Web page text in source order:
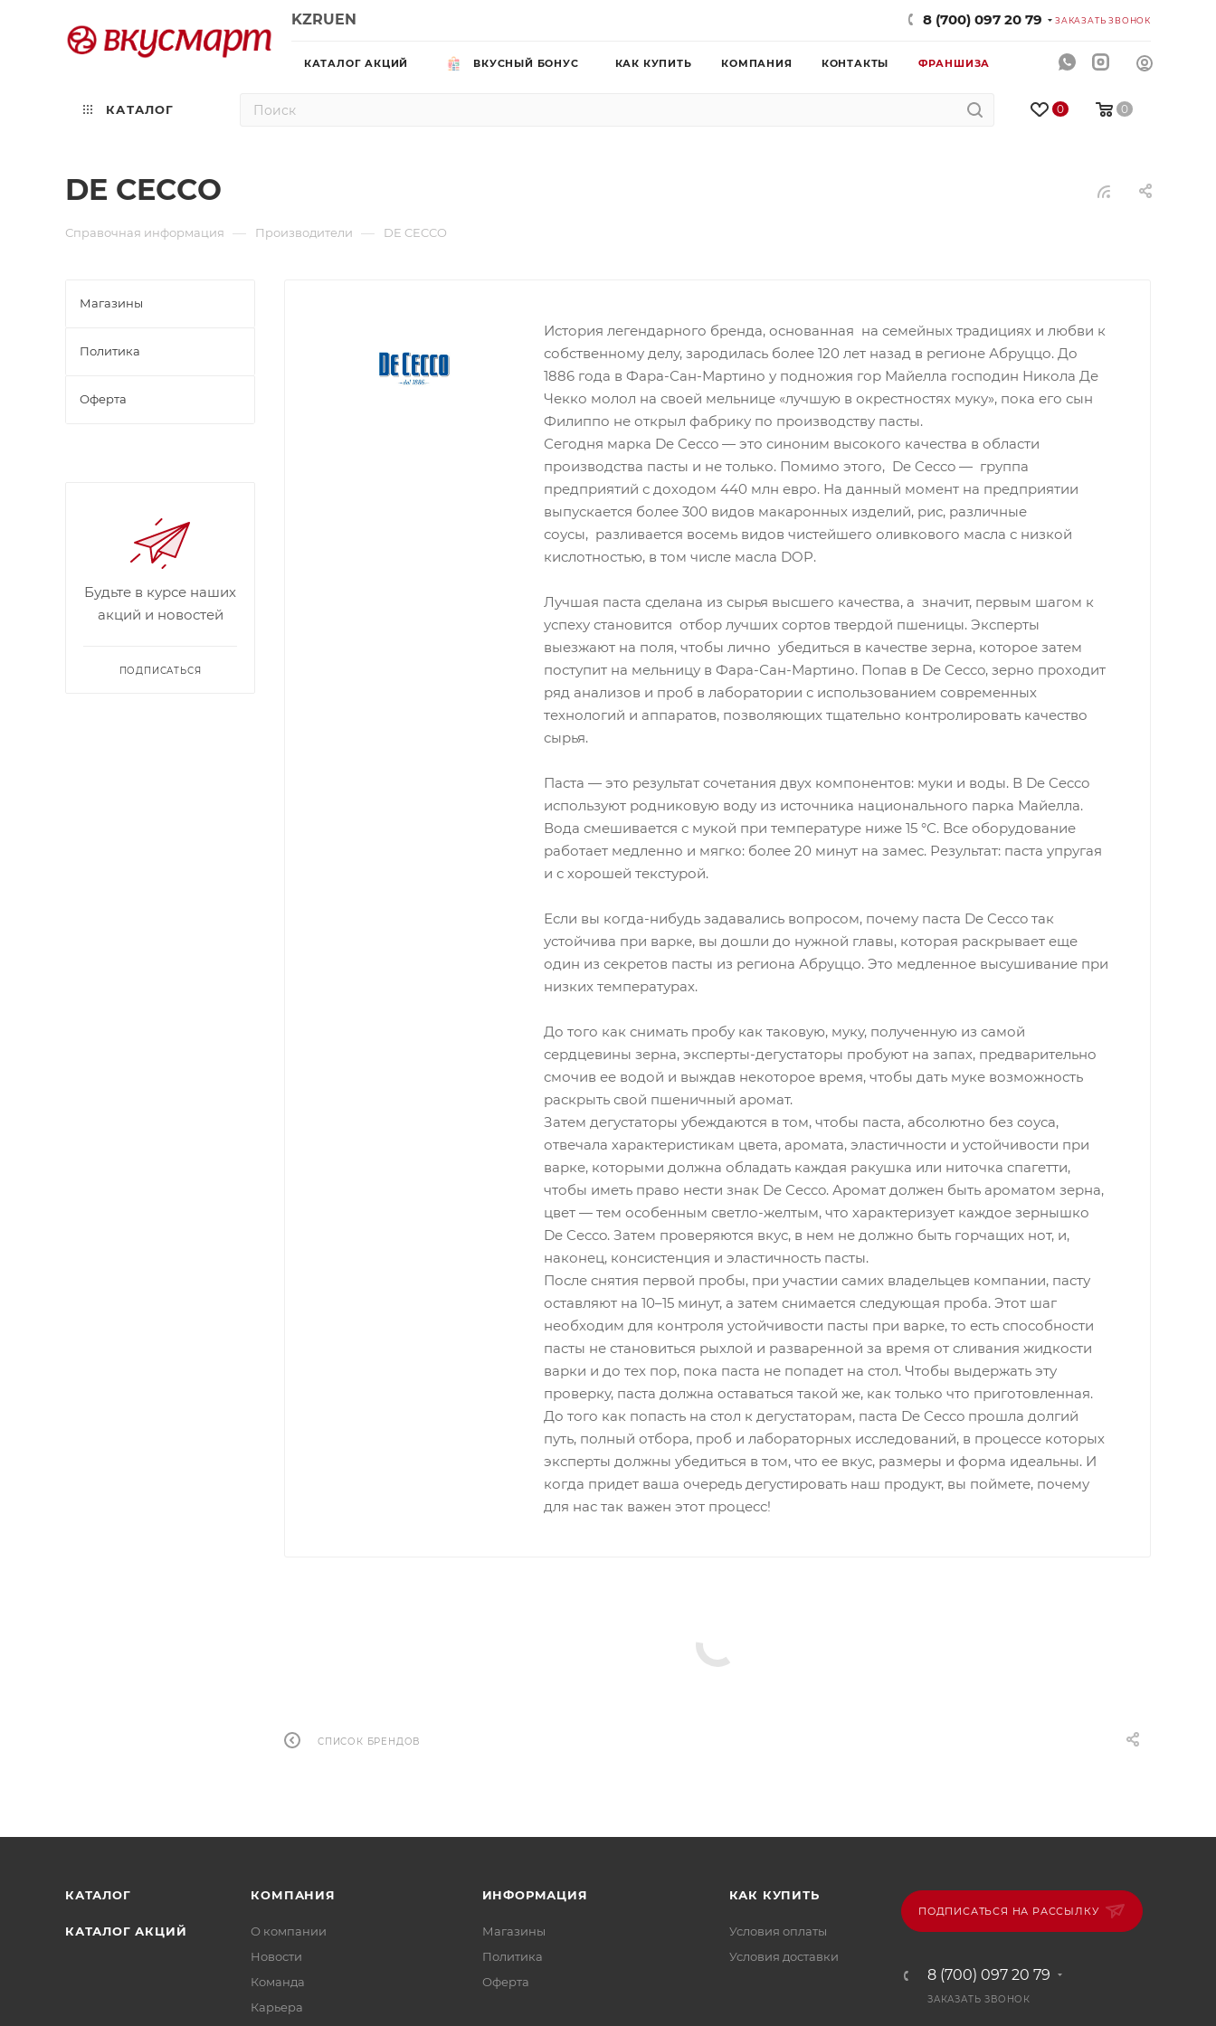
KZRUEN 8 (700) 097 20 79 ЗАКАЗАТЬ ЗВОНОК
КАТАЛОГ АКЦИЙ ВКУСНЫЙ БОНУС КАК КУПИТЬ КОМПАНИЯ КОНТАКТЫ ФРАНШИЗА
0 0
КАТАЛОГ
DE CECCO
Справочная информация — Производители — DE CECCO
История легендарного бренда, основанная на семейных традициях и любви к
собственному делу, зародилась более 120 лет назад в регионе Абруццо. До
1886 года в Фара-Сан-Мартино у подножия гор Майелла господин Никола Де
Чекко молол на своей мельнице «лучшую в окрестностях муку», пока его сын
Филиппо не открыл фабрику по производству пасты.
Сегодня марка De Cecco — это синоним высокого качества в области
производства пасты и не только. Помимо этого, De Cecco — группа
предприятий с доходом 440 млн евро. На данный момент на предприятии
выпускается более 300 видов макаронных изделий, рис, различные
соусы, разливается восемь видов чистейшего оливкового масла с низкой
кислотностью, в том числе масла DOP.
Лучшая паста сделана из сырья высшего качества, а значит, первым шагом к
успеху становится отбор лучших сортов твердой пшеницы. Эксперты
выезжают на поля, чтобы лично убедиться в качестве зерна, которое затем
поступит на мельницу в Фара-Сан-Мартино. Попав в De Cecco, зерно проходит
ряд анализов и проб в лаборатории с использованием современных
технологий и аппаратов, позволяющих тщательно контролировать качество
сырья.
Паста — это результат сочетания двух компонентов: муки и воды. В De Cecco
используют родниковую воду из источника национального парка Майелла.
Вода смешивается с мукой при температуре ниже 15 °С. Все оборудование
работает медленно и мягко: более 20 минут на замес. Результат: паста упругая
и с хорошей текстурой.
Если вы когда-нибудь задавались вопросом, почему паста De Cecco так
устойчива при варке, вы дошли до нужной главы, которая раскрывает еще
один из секретов пасты из региона Абруццо. Это медленное высушивание при
низких температурах.
До того как снимать пробу как таковую, муку, полученную из самой
сердцевины зерна, эксперты-дегустаторы пробуют на запах, предварительно
смочив ее водой и выждав некоторое время, чтобы дать муке возможность
раскрыть свой пшеничный аромат.
Затем дегустаторы убеждаются в том, чтобы паста, абсолютно без соуса,
отвечала характеристикам цвета, аромата, эластичности и устойчивости при
варке, которыми должна обладать каждая ракушка или ниточка спагетти,
чтобы иметь право нести знак De Cecco. Аромат должен быть ароматом зерна,
цвет — тем особенным светло-желтым, что характеризует каждое зернышко
De Cecco. Затем проверяются вкус, в нем не должно быть горчащих нот, и,
наконец, консистенция и эластичность пасты.
После снятия первой пробы, при участии самих владельцев компании, пасту
оставляют на 10–15 минут, а затем снимается следующая проба. Этот шаг
необходим для контроля устойчивости пасты при варке, то есть способности
пасты не становиться рыхлой и разваренной за время от сливания жидкости
варки и до тех пор, пока паста не попадет на стол. Чтобы выдержать эту
проверку, паста должна оставаться такой же, как только что приготовленная.
До того как попасть на стол к дегустаторам, паста De Cecco прошла долгий
путь, полный отбора, проб и лабораторных исследований, в процессе которых
эксперты должны убедиться в том, что ее вкус, размеры и форма идеальны. И
когда придет ваша очередь дегустировать наш продукт, вы поймете, почему
для нас так важен этот процесс!
СПИСОК БРЕНДОВ
Магазины
Политика
Офертa
Будьте в курсе наших
акций и новостей
ПОДПИСАТЬСЯ
КАТАЛОГ
КАТАЛОГ АКЦИЙ
КОМПАНИЯ
О компании
Новости
Команда
Карьера
ИНФОРМАЦИЯ
Магазины
Политика
Офертa
КАК КУПИТЬ
Условия оплаты
Условия доставки
ПОДПИСАТЬСЯ НА РАССЫЛКУ
8 (700) 097 20 79
ЗАКАЗАТЬ ЗВОНОК